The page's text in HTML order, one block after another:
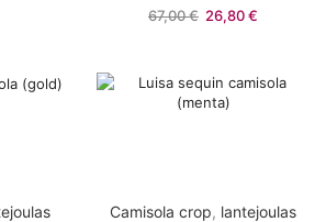
67,00€ O
era:
67,00 €.
26,80€
é:
Camisola crop, lantejoulas